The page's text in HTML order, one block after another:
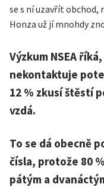
se s ní uzavřít obchod,
Honza už jí mnohdy
Výzkum NSEA
nekontaktuje
12 % zkusí štěstí
vzdá.
To se dá obecně
čísla, protože 80
pátým a